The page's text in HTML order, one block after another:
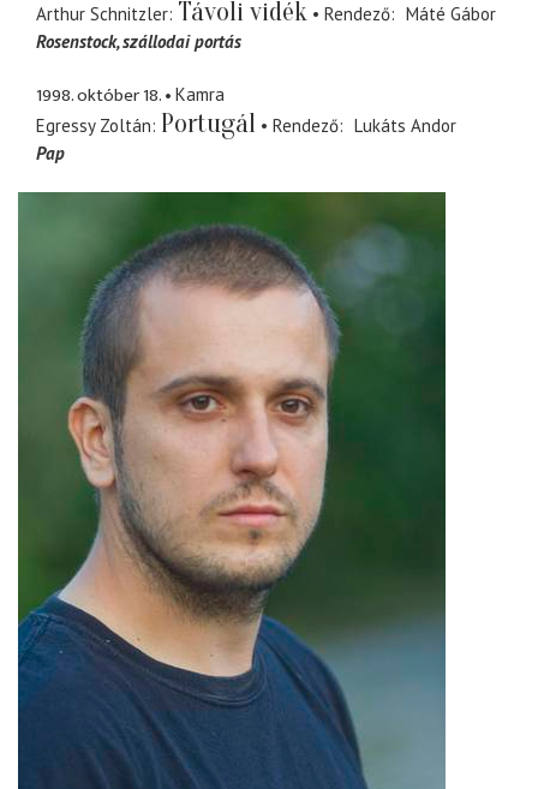
Arthur Schnitzler Távoli vidék Rendező
Máté Gábor
Rosenstock szállodai portás
1998. október 18.
Kamra
Egressy Zoltán Portugál Rendező
Lukáts Andor
Pap